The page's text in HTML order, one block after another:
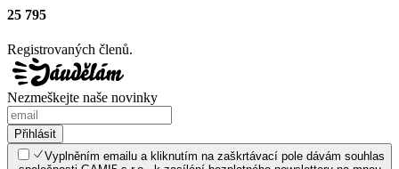
25 795
Registrovaných členů.
Nezmeškejte naše novinky
Přihlásit
Vyplněním emailu a kliknutím na zaškrtávací pole dávám souhlas